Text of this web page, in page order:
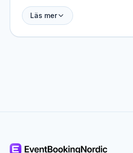
Snacks till bröllop och
Läs mer